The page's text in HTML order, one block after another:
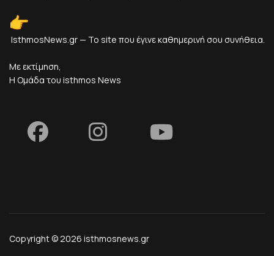
IsthmosNews.gr — Το site που έγινε καθημερινή σου συνήθεια.
Με εκτίμηση,
Η Ομάδα του isthmos News
Copyright © 2026 isthmosnews.gr